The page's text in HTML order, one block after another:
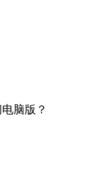
脑版？